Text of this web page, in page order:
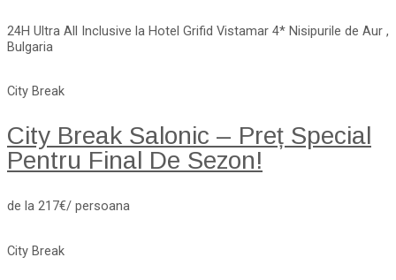
24H Ultra All Inclusive la Hotel Grifid Vistamar 4* Nisipurile de Aur ,
Bulgaria
City Break
City Break Salonic – Preț Special
Pentru Final De Sezon!
de la 217€/ persoana
City Break